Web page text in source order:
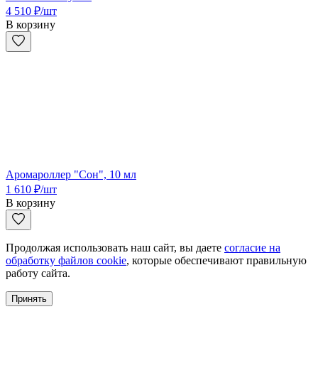
4 510 ₽/шт
В корзину
Аромароллер "Сон", 10 мл
1 610 ₽/шт
В корзину
Продолжая использовать наш сайт, вы даете согласие на
обработку файлов cookie, которые обеспечивают правильную
работу сайта.
Принять